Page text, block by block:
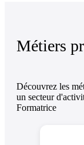
Métiers
Découvrez les
un secteur
Formatrice